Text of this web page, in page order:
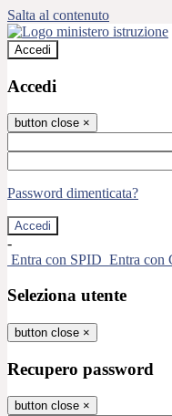
Salta al contenuto
Accedi
Accedi
button close ×
Password dimenticata?
-
Entra con SPID Entra con
Seleziona utente
button close ×
Recupero password
button close ×